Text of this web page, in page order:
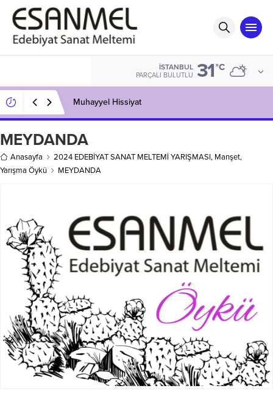
İSTANBUL
PARÇALI BULUTLU 31°C
Muhayyel Hissiyat
MEYDANDA
Anasayfa 2024 EDEBİYAT SANAT MELTEMİ YARIŞMASI, Manşet,
Yarışma Öykü
MEYDANDA